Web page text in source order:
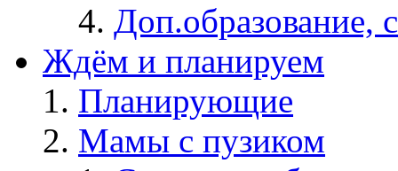
Доп.образование,
Ждём и планируем
Планирующие
Мамы с пузиком